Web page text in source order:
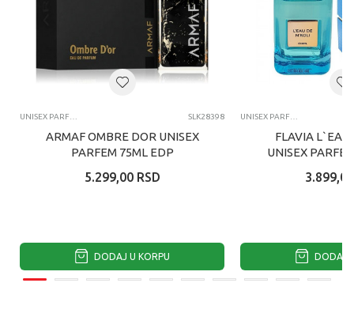
UNISEX PARFEMI SLK28398
ARMAF OMBRE DOR UNISEX
PARFEM 75ML EDP
5.299,00 RSD
DODAJ U KORPU
UNISEX PARFEMI
FLAVIA L`EAU
UNISEX
3.899,00
DODAJ